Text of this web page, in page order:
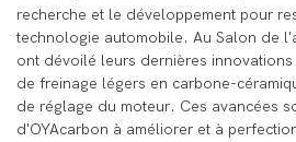
recherche et le développement pour
technologie automobile. Au Salon de
ont dévoilé leurs dernières innovations
de freinage légers en carbone-
de réglage du moteur. Ces avancées
d'OYAcarbon à améliorer et à